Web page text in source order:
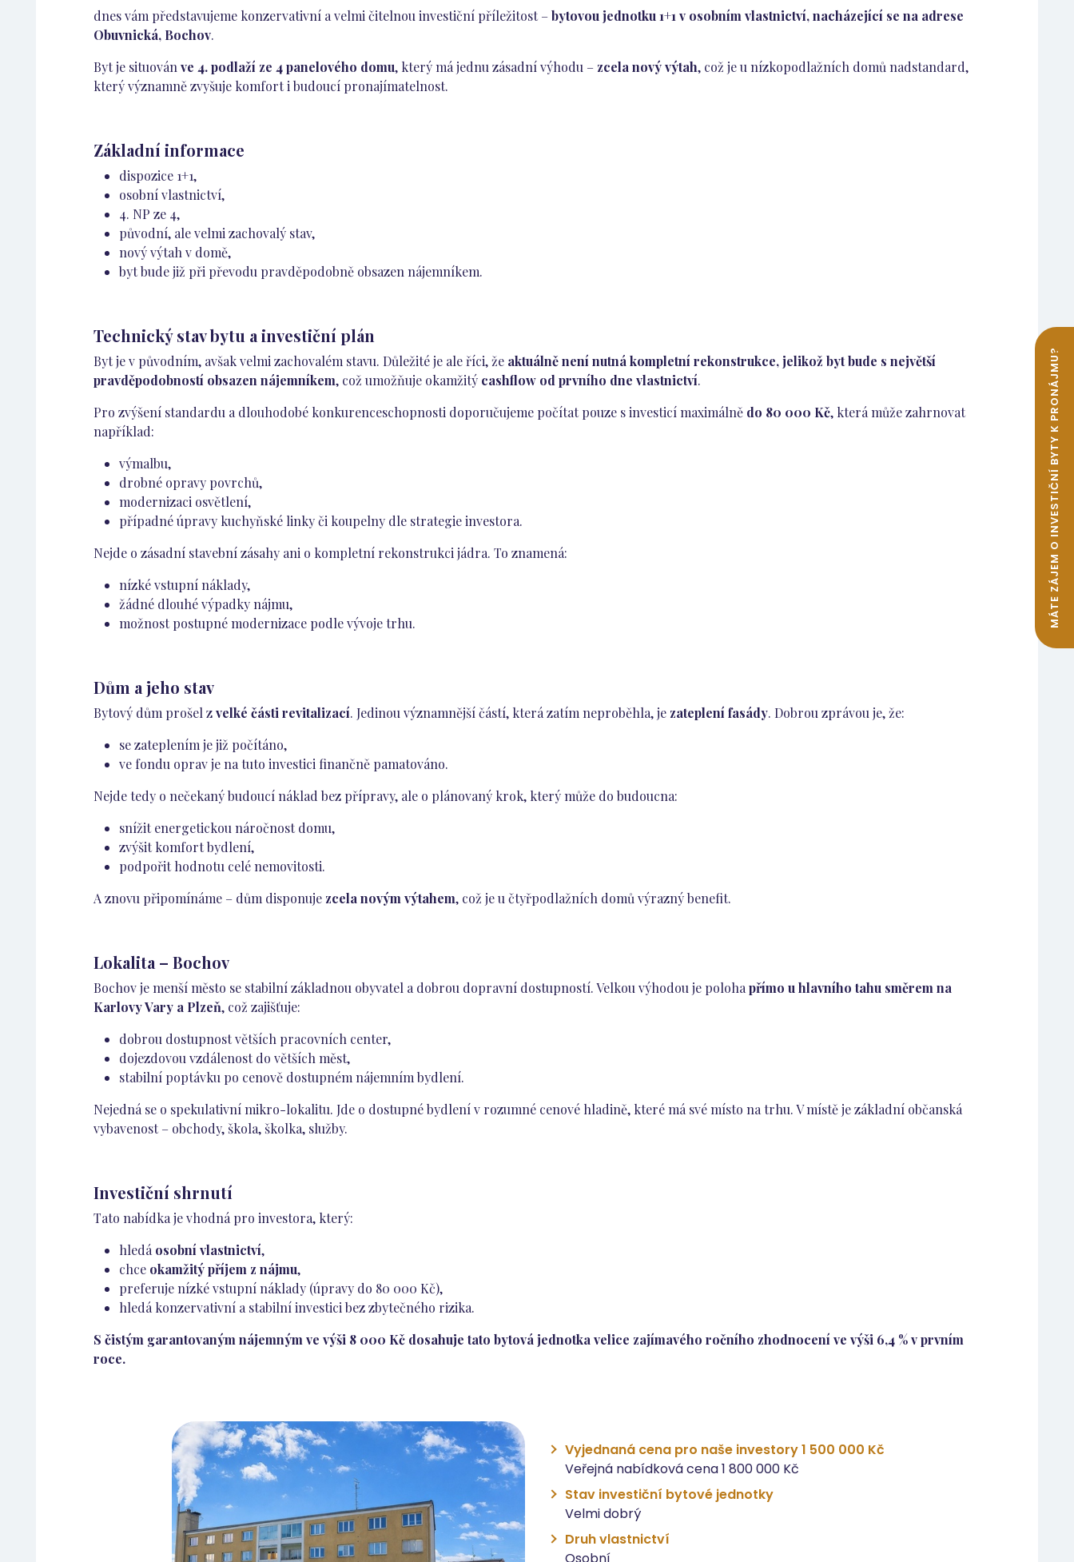
dnes vám představujeme konzervativní a velmi čitelnou investiční příležitost –bytovou jednotku 1+1 v osobním vlastnictví, nacházející se na adrese
Obuvnická, Bochov.
Byt je situován ve 4. podlaží ze 4 panelového domu, který má jednu zásadní výhodu – zcela nový výtah, což je u nízkopodlažních domů nadstandard,
který významně zvyšuje komfort i budoucí pronajímatelnost.
Základní informace
dispozice 1+1,
osobní vlastnictví,
4. NP ze 4,
původní, ale velmi zachovalý stav,
nový výtah v domě,
byt bude již při převodu pravděpodobně obsazen nájemníkem.
Technický stav bytu a investiční plán
Byt je v původním, avšak velmi zachovalém stavu. Důležité je ale říci, že aktuálně není nutná kompletní rekonstrukce, jelikož byt bude s největší
pravděpodobností obsazen nájemníkem, což umožňuje okamžitý cashflow od prvního dne vlastnictví.
Pro zvýšení standardu a dlouhodobé konkurenceschopnosti doporučujeme počítat pouze s investicí maximálně do 80 000 Kč, která může zahrnovat
například:
výmalbu,
drobné opravy povrchů,
modernizaci osvětlení,
případné úpravy kuchyňské linky či koupelny dle strategie investora.
Nejde o zásadní stavební zásahy ani o kompletní rekonstrukci jádra. To znamená:
nízké vstupní náklady,
žádné dlouhé výpadky nájmu,
možnost postupné modernizace podle vývoje trhu.
Dům a jeho stav
Bytový dům prošel zvelké části revitalizací. Jedinou významnější částí, která zatím neproběhla, je zateplení fasády. Dobrou zprávou je, že:
se zateplením je již počítáno,
ve fondu oprav je na tuto investici finančně pamatováno.
Nejde tedy o nečekaný budoucí náklad bez přípravy, ale o plánovaný krok, který může do budoucna:
snížit energetickou náročnost domu,
zvýšit komfort bydlení,
podpořit hodnotu celé nemovitosti.
A znovu připomínáme – dům disponuje zcela novým výtahem, což je u čtyřpodlažních domů výrazný benefit.
Lokalita – Bochov
Bochov je menší město se stabilní základnou obyvatel a dobrou dopravní dostupností. Velkou výhodou je poloha přímo u hlavního tahu směrem na
Karlovy Vary a Plzeň, což zajišťuje:
dobrou dostupnost větších pracovních center,
dojezdovou vzdálenost do větších měst,
stabilní poptávku po cenově dostupném nájemním bydlení.
Nejedná se o spekulativní mikro-lokalitu. Jde o dostupné bydlení v rozumné cenové hladině, které má své místo na trhu. V místě je základní občanská
vybavenost – obchody, škola, školka, služby.
Investiční shrnutí
Tato nabídka je vhodná pro investora, který:
hledá osobní vlastnictví,
chce okamžitý příjem z nájmu,
preferuje nízké vstupní náklady (úpravy do 80 000 Kč),
hledá konzervativní a stabilní investici bez zbytečného rizika.
S čistým garantovaným nájemným ve výši 8 000 Kč dosahuje tato bytová jednotka velice zajímavého ročního zhodnocení ve výši 6,4 % v prvním
roce.
Vyjednaná cena pro naše investory 1 500 000 Kč
Veřejná nabídková cena 1 800 000 Kč
Stav investiční bytové jednotky
Velmi dobrý
Druh vlastnictví
MÁTE ZÁJEM O INVESTIČNÍ BYTY K PRONÁJMU?